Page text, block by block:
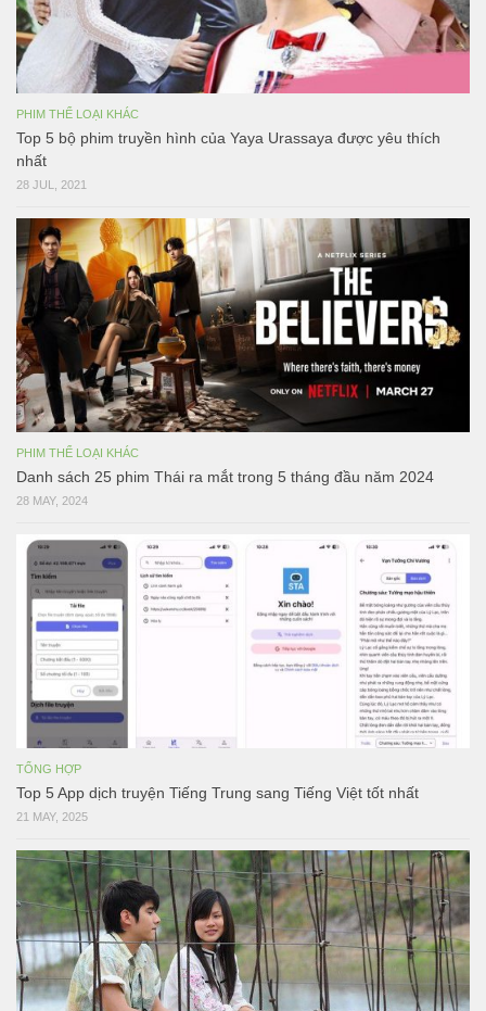
PHIM THỂ LOẠI KHÁC
Top 5 bộ phim truyền hình của Yaya Urassaya được yêu thích
nhất
28 JUL, 2021
PHIM THỂ LOẠI KHÁC
Danh sách 25 phim Thái ra mắt trong 5 tháng đầu năm 2024
28 MAY, 2024
TỔNG HỢP
Top 5 App dịch truyện Tiếng Trung sang Tiếng Việt tốt nhất
21 MAY, 2025